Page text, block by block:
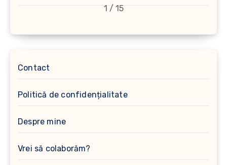
1 / 15
Contact
Politică de confidențialitate
Despre mine
Vrei să colaborăm?